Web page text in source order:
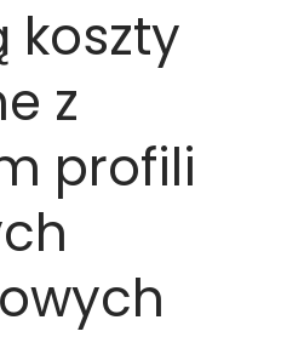
koszty
z
profili